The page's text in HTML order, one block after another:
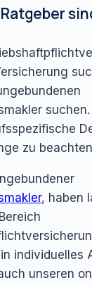
zu
, haben
individuelles
unseren